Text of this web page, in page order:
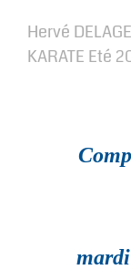
Hervé
KARATE Eté